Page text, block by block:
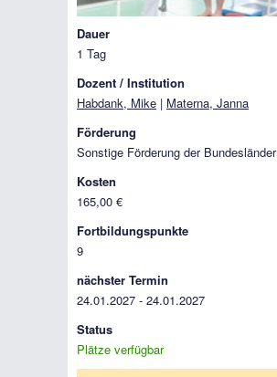
Dauer
1 Tag
Dozent / Institution
Habdank, Mike | Materna, Janna
Förderung
Sonstige Förderung der Bundesländer
Kosten
165,00 €
Fortbildungspunkte
9
nächster Termin
24.01.2027 - 24.01.2027
Status
Plätze verfügbar